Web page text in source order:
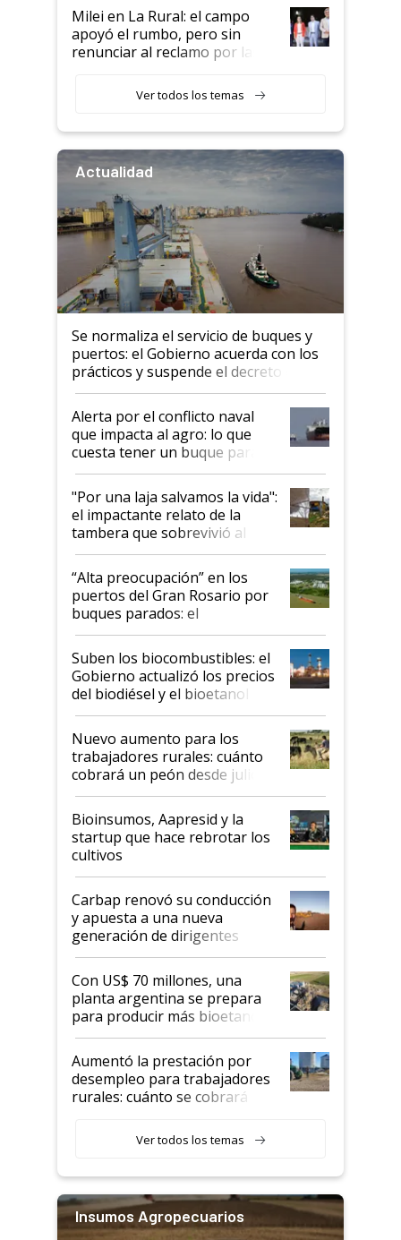
Milei en La Rural: el campo
apoyó el rumbo, pero sin
renunciar al reclamo por las
Ver todos los temas
Actualidad
Se normaliza el servicio de buques y
puertos: el Gobierno acuerda con los
prácticos y suspende el decreto de
desregulación
Alerta por el conflicto naval
que impacta al agro: lo que
cuesta tener un buque parado
y el peligro de que Argentina
pase a ser "país sucio"
"Por una laja salvamos la vida":
el impactante relato de la
tambera que sobrevivió al
tornado
“Alta preocupación” en los
puertos del Gran Rosario por
buques parados: el
funcionamiento de las
exportadoras en tensión tras
la medida de fuerza de los
prácticos
Suben los biocombustibles: el
Gobierno actualizó los precios
del biodiésel y el bioetanol
Nuevo aumento para los
trabajadores rurales: cuánto
cobrará un peón desde julio
Bioinsumos, Aapresid y la
startup que hace rebrotar los
cultivos
Carbap renovó su conducción
y apuesta a una nueva
generación de dirigentes
rurales
Con US$ 70 millones, una
planta argentina se prepara
para producir más bioetanol
que nunca
Aumentó la prestación por
desempleo para trabajadores
rurales: cuánto se cobrará
Ver todos los temas
Insumos Agropecuarios